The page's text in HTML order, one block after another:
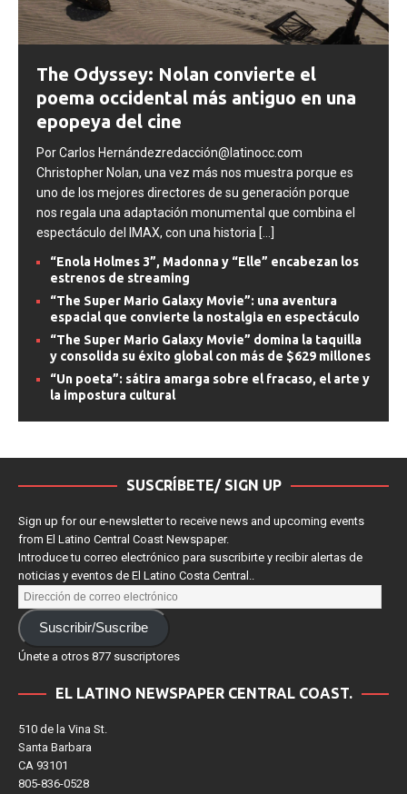
The Odyssey: Nolan convierte el
poema occidental más antiguo en una
epopeya del cine
Por Carlos Hernándezredacción@latinocc.com
Christopher Nolan, una vez más nos muestra porque es
uno de los mejores directores de su generación porque
nos regala una adaptación monumental que combina el
espectáculo del IMAX, con una historia [...]
“Enola Holmes 3”, Madonna y “Elle” encabezan los
estrenos de streaming
“The Super Mario Galaxy Movie”: una aventura
espacial que convierte la nostalgia en espectáculo
“The Super Mario Galaxy Movie” domina la taquilla
y consolida su éxito global con más de $629 millones
“Un poeta”: sátira amarga sobre el fracaso, el arte y
la impostura cultural
SUSCRÍBETE/ SIGN UP
Sign up for our e-newsletter to receive news and upcoming events
from El Latino Central Coast Newspaper.
Introduce tu correo electrónico para suscribirte y recibir alertas de
noticias y eventos de El Latino Costa Central..
Suscribir/Suscribe
Únete a otros 877 suscriptores
EL LATINO NEWSPAPER CENTRAL COAST.
510 de la Vina St.
Santa Barbara
CA 93101
805-836-0528